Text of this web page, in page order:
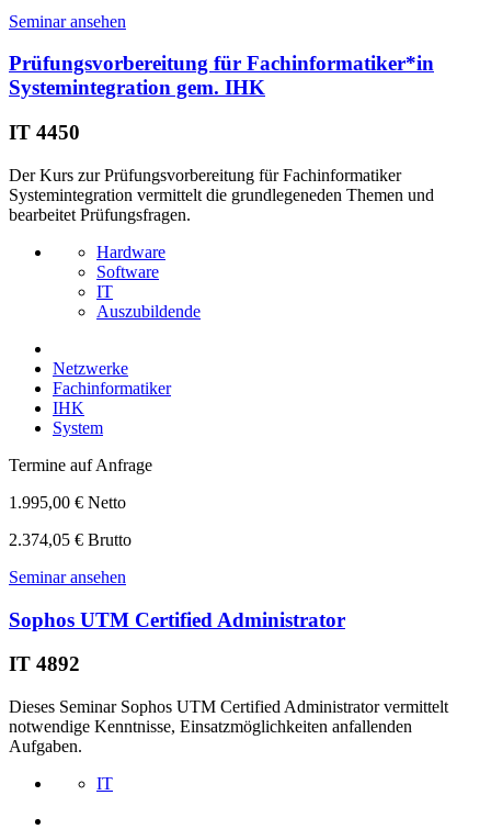
Seminar ansehen
Prüfungsvorbereitung für Fachinformatiker*in
Systemintegration gem. IHK
IT 4450
Der Kurs zur Prüfungsvorbereitung für Fachinformatiker
Systemintegration vermittelt die grundlegeneden Themen und
bearbeitet Prüfungsfragen.
Hardware
Software
IT
Auszubildende
Netzwerke
Fachinformatiker
IHK
System
Termine auf Anfrage
1.995,00 € Netto
2.374,05 € Brutto
Seminar ansehen
Sophos UTM Certified Administrator
IT 4892
Dieses Seminar Sophos UTM Certified Administrator vermittelt
notwendige Kenntnisse, Einsatzmöglichkeiten anfallenden
Aufgaben.
IT